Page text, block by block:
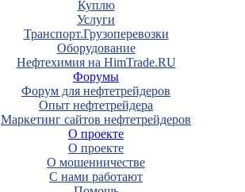
Куплю
Услуги
Транспорт.Грузоперевозки
Оборудование
Нефтехимия на HimTrade.RU
Форумы
Форум для нефтетрейдеров
Опыт нефтетрейдера
Маркетинг сайтов нефтетрейдеров
О проекте
О проекте
О мошенничестве
С нами работают